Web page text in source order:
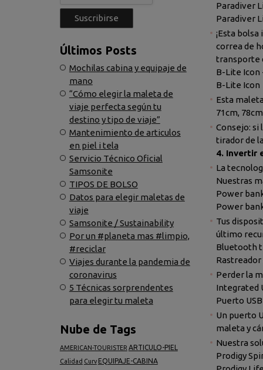
Últimos Posts
Mochilas cabina y equipaje de
mano
“Cómo elegir la maleta de
viaje perfecta según tu
destino y tipo de viaje”
Mantenimiento de articulos
en piel i tela
Servicio Técnico Oficial
Samsonite
TIPOS DE BOLSO
Datos para elegir maletas de
viaje
Samsonite / Sustainability
Por un #planeta mas #limpio,
#reciclar
Viajes durante la pandemia de
coronavirus
5 Técnicas sorprendentes
para elegir tu maleta
Nube de Tags
AMERICAN-TOURISTER ARTICULO-PIEL
Calidad Curv EQUIPAJE-CABINA
Paradiver
Paradiver
¡Esta
correa de
transporte
B-Lite Icon
B-Lite Icon
Esta
71cm,
Consejo: si
tirador de
4. Invertir
La
Nuestras
Power
Power
Tus
último
Bluetooth
Perder la
Integrated
Puerto
Un puerto
maleta y
Nuestra
Prodigy